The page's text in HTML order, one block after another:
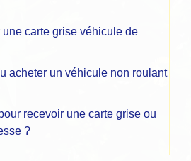
carte grise véhicule de
acheter un véhicule non roulant
recevoir une carte grise ou
?